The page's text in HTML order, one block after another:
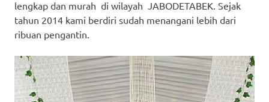
lengkap dan murah di wilayah JABODETABEK. Sejak
tahun 2014 kami berdiri sudah menangani lebih dari
ribuan pengantin.